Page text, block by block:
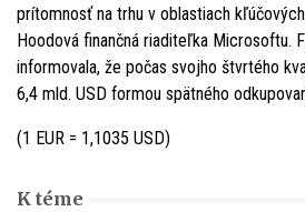
prítomnosť na trhu v oblastiach
Hoodová finančná riaditeľka Microsoftu.
informovala, že počas svojho štvrtého
6,4 mld. USD formou spätného
(1 EUR = 1,1035 USD)
K téme